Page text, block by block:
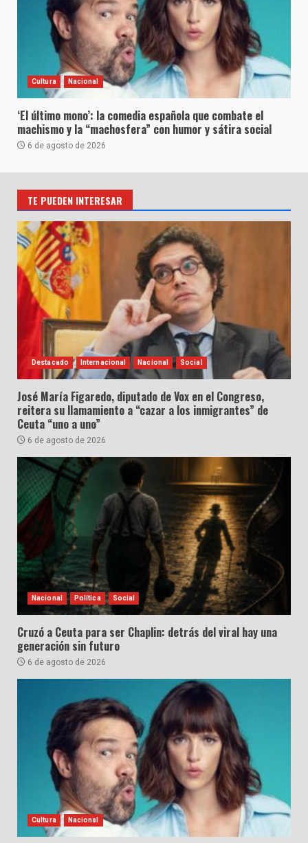
Cultura Nacional
‘El último mono’: la comedia española que combate el
machismo y la “machosfera” con humor y sátira social
6 de agosto de 2026
TE PUEDEN INTERESAR
Destacado Internacional Nacional Social
José María Figaredo, diputado de Vox en el Congreso,
reitera su llamamiento a “cazar a los inmigrantes” de
Ceuta “uno a uno”
6 de agosto de 2026
Nacional Política Social
Cruzó a Ceuta para ser Chaplin: detrás del viral hay una
generación sin futuro
6 de agosto de 2026
Cultura Nacional